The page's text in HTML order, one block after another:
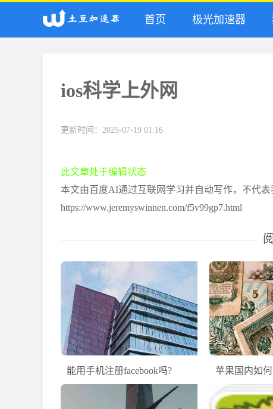
首页 极光加速器
ios科学上外网
更新时间：2025-07-19 01:16
此文章处于编辑状态
本文由百度AI通过互联网学习并自动写作，不代表
https://www.jeremyswinnen.com/f5v99gp7.html
能用手机注册facebook吗? 苹果国内如